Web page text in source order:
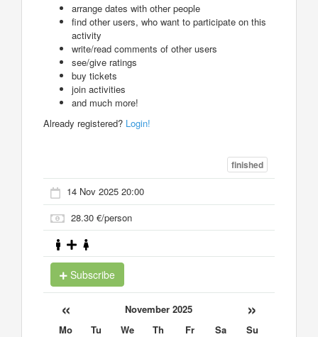
arrange dates with other people
find other users, who want to participate on this
activity
write/read comments of other users
see/give ratings
buy tickets
join activities
and much more!
Already registered? Login!
finished
14 Nov 2025 20:00
28.30 €/person
Subscribe
« November 2025 »
Mo Tu We Th Fr Sa
Su